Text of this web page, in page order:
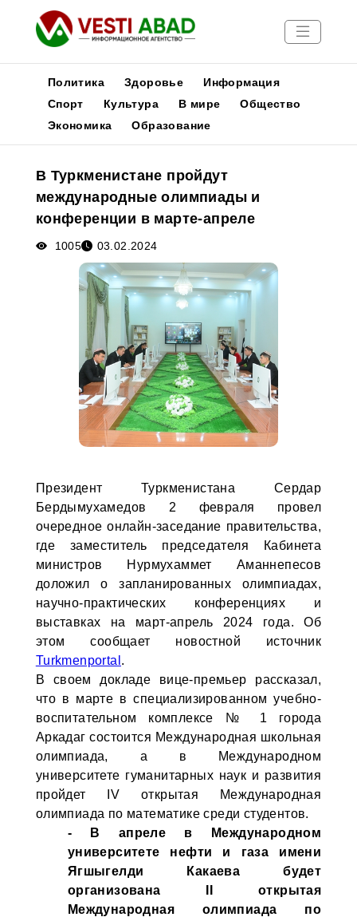
Новости
Медиа
Афиша
Политика Здоровье
Информация
Спорт
Культура В мире
Общество
Экономика
Образование
В Туркменистане пройдут
международные олимпиады и
конференции в марте-апреле
1005 03.02.2024
Президент Туркменистана Сердар
Бердымухамедов 2 февраля провел
очередное онлайн-заседание правительства,
где заместитель председателя Кабинета
министров Нурмухаммет Аманнепесов
доложил о запланированных олимпиадах,
научно-практических конференциях и
выставках на март-апрель 2024 года. Об
этом сообщает новостной источник
Turkmenportal .
В своем докладе вице-премьер рассказал,
что в марте в специализированном учебно-
воспитательном комплексе № 1 города
Аркадаг состоится Международная школьная
олимпиада, а в Международном
университете гуманитарных наук и развития
пройдет IV открытая Международная
олимпиада по математике среди студентов.
- В апреле в Международном
университете нефти и газа имени
Ягшыгелди Какаева будет
организована II открытая
Международная олимпиада по